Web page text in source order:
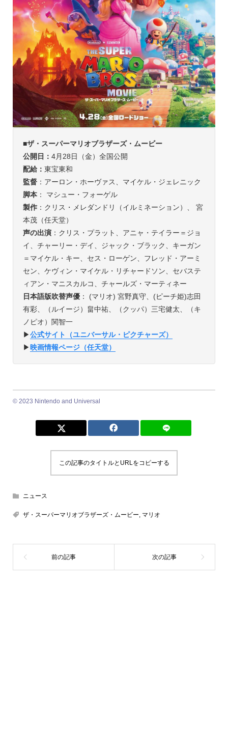
■ザ・スーパーマリオブラザーズ・ムービー
公開日： 4月28日（金）全国公開
配給： 東宝東和
監督：アーロン・ホーヴァス、マイケル・ジェレニック
脚本： マシュー・フォーゲル
製作：クリス・メレダンドリ（イルミネーション）、 宮
本茂（任天堂）
声の出演：クリス・プラット、アニャ・テイラー＝ジョ
イ、チャーリー・デイ、ジャック・ブラック、キーガン
＝マイケル・キー、セス・ローゲン、フレッド・アーミ
セン、ケヴィン・マイケル・リチャードソン、セバステ
ィアン・マニスカルコ、チャールズ・マーティネー
日本語版吹替声優： (マリオ) 宮野真守、(ピーチ姫)志田
有彩、（ルイージ）畠中祐、（クッパ）三宅健太、（キ
ノピオ）関智一
▶︎公式サイト（ユニバーサル・ピクチャーズ）
▶︎ 映画情報ページ（任天堂）
© 2023 Nintendo and Universal
この記事のタイトルとURLをコピーする
ニュース
ザ・スーパーマリオブラザーズ・ムービー, マリオ